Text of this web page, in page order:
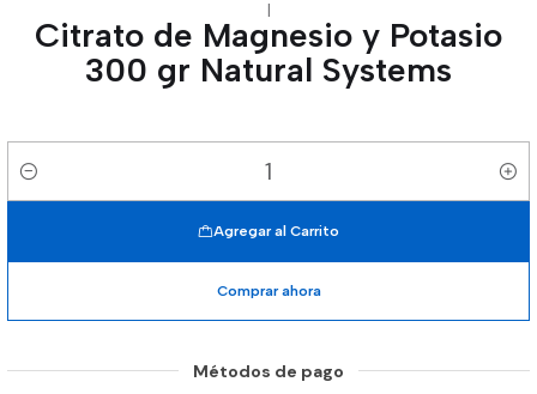
|
Citrato de Magnesio y Potasio
300 gr Natural Systems
Cantidad
Agregar al Carrito
Comprar ahora
Métodos de pago